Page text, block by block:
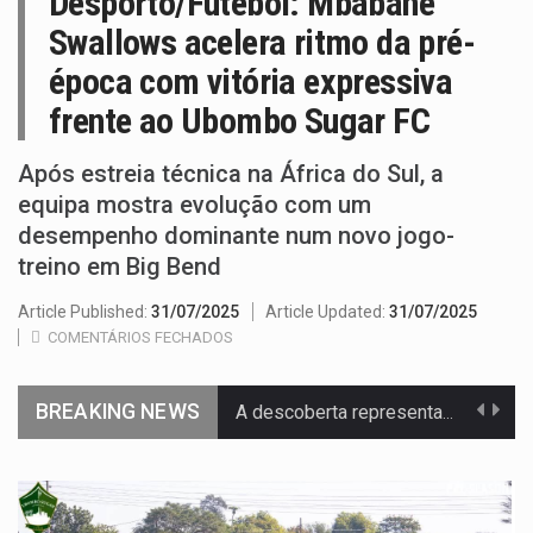
Swallows acelera ritmo da pré-
época com vitória expressiva
frente ao Ubombo Sugar FC
Após estreia técnica na África do Sul, a
equipa mostra evolução com um
desempenho dominante num novo jogo-
treino em Big Bend
Article Published: 31/07/2025 Article Updated: 31/07/2025
COMENTÁRIOS FECHADOS
BREAKING NEWS A descoberta representa um marco para a astronomia moderna. Embora…